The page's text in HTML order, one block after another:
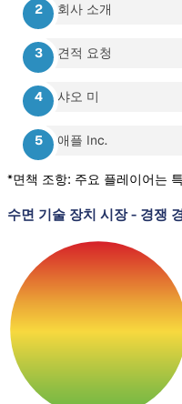
회사 소개
견적 요청
샤오 미
애플 Inc.
*면책 조항: 주요 플레이어는
수면 기술 장치 시장- 경쟁